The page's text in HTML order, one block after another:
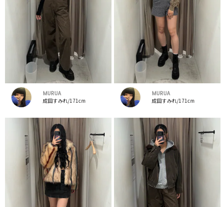
MURUA
成田すみれ/171cm
MURUA
成田すみれ/171cm